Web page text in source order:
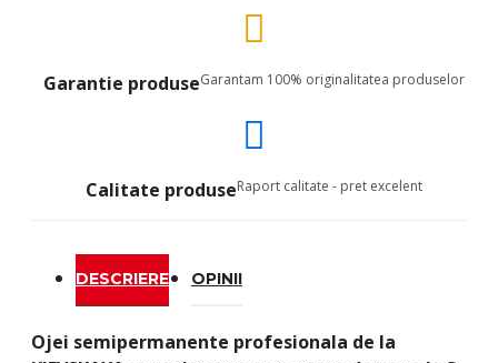
Garantie produseGarantam 100% originalitatea produselor
Calitate produseRaport calitate - pret excelent
DESCRIERE OPINII
Ojei semipermanente profesionala de la